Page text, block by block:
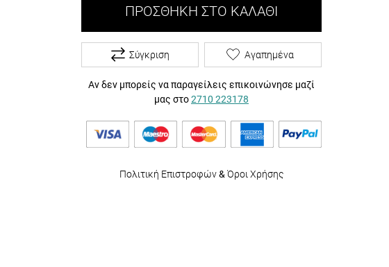
ΠΡΟΣΘΉΚΗ ΣΤΟ ΚΑΛΆΘΙ
Σύγκριση Αγαπημένα
Αν δεν μπορείς να παραγείλεις επικοινώνησε μαζί
μας στο2710 223178
Πολιτική Επιστροφών&Όροι Χρήσης